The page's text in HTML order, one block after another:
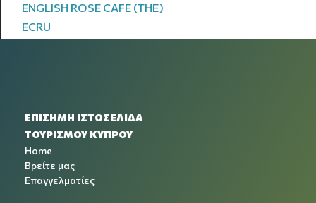
ENGLISH ROSE CAFE (THE)
ECRU
ΕΠΙΣΗΜΗ ΙΣΤΟΣΕΛΙΔΑ
ΤΟΥΡΙΣΜΟΥ ΚΥΠΡΟΥ
Home
Βρείτε μας
Επαγγελματίες